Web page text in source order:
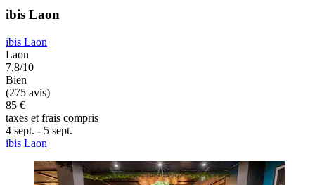
ibis Laon
ibis Laon
Laon
7,8/10
Bien
(275 avis)
85 €
taxes et frais compris
4 sept. - 5 sept.
ibis Laon